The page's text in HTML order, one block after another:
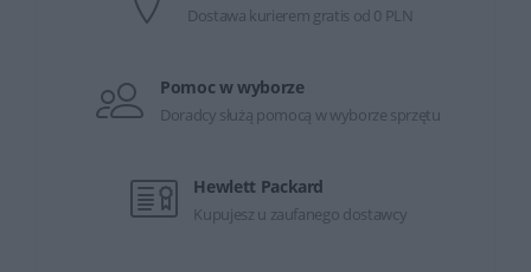
Dostawa kurierem gratis od 0 PLN
Pomoc w wyborze
Doradcy służą pomocą w wyborze sprzętu
Hewlett Packard
Kupujesz u zaufanego dostawcy